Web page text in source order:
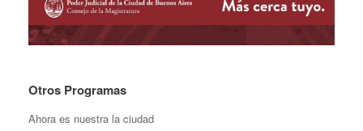
Otros Programas
Ahora es nuestra la ciudad